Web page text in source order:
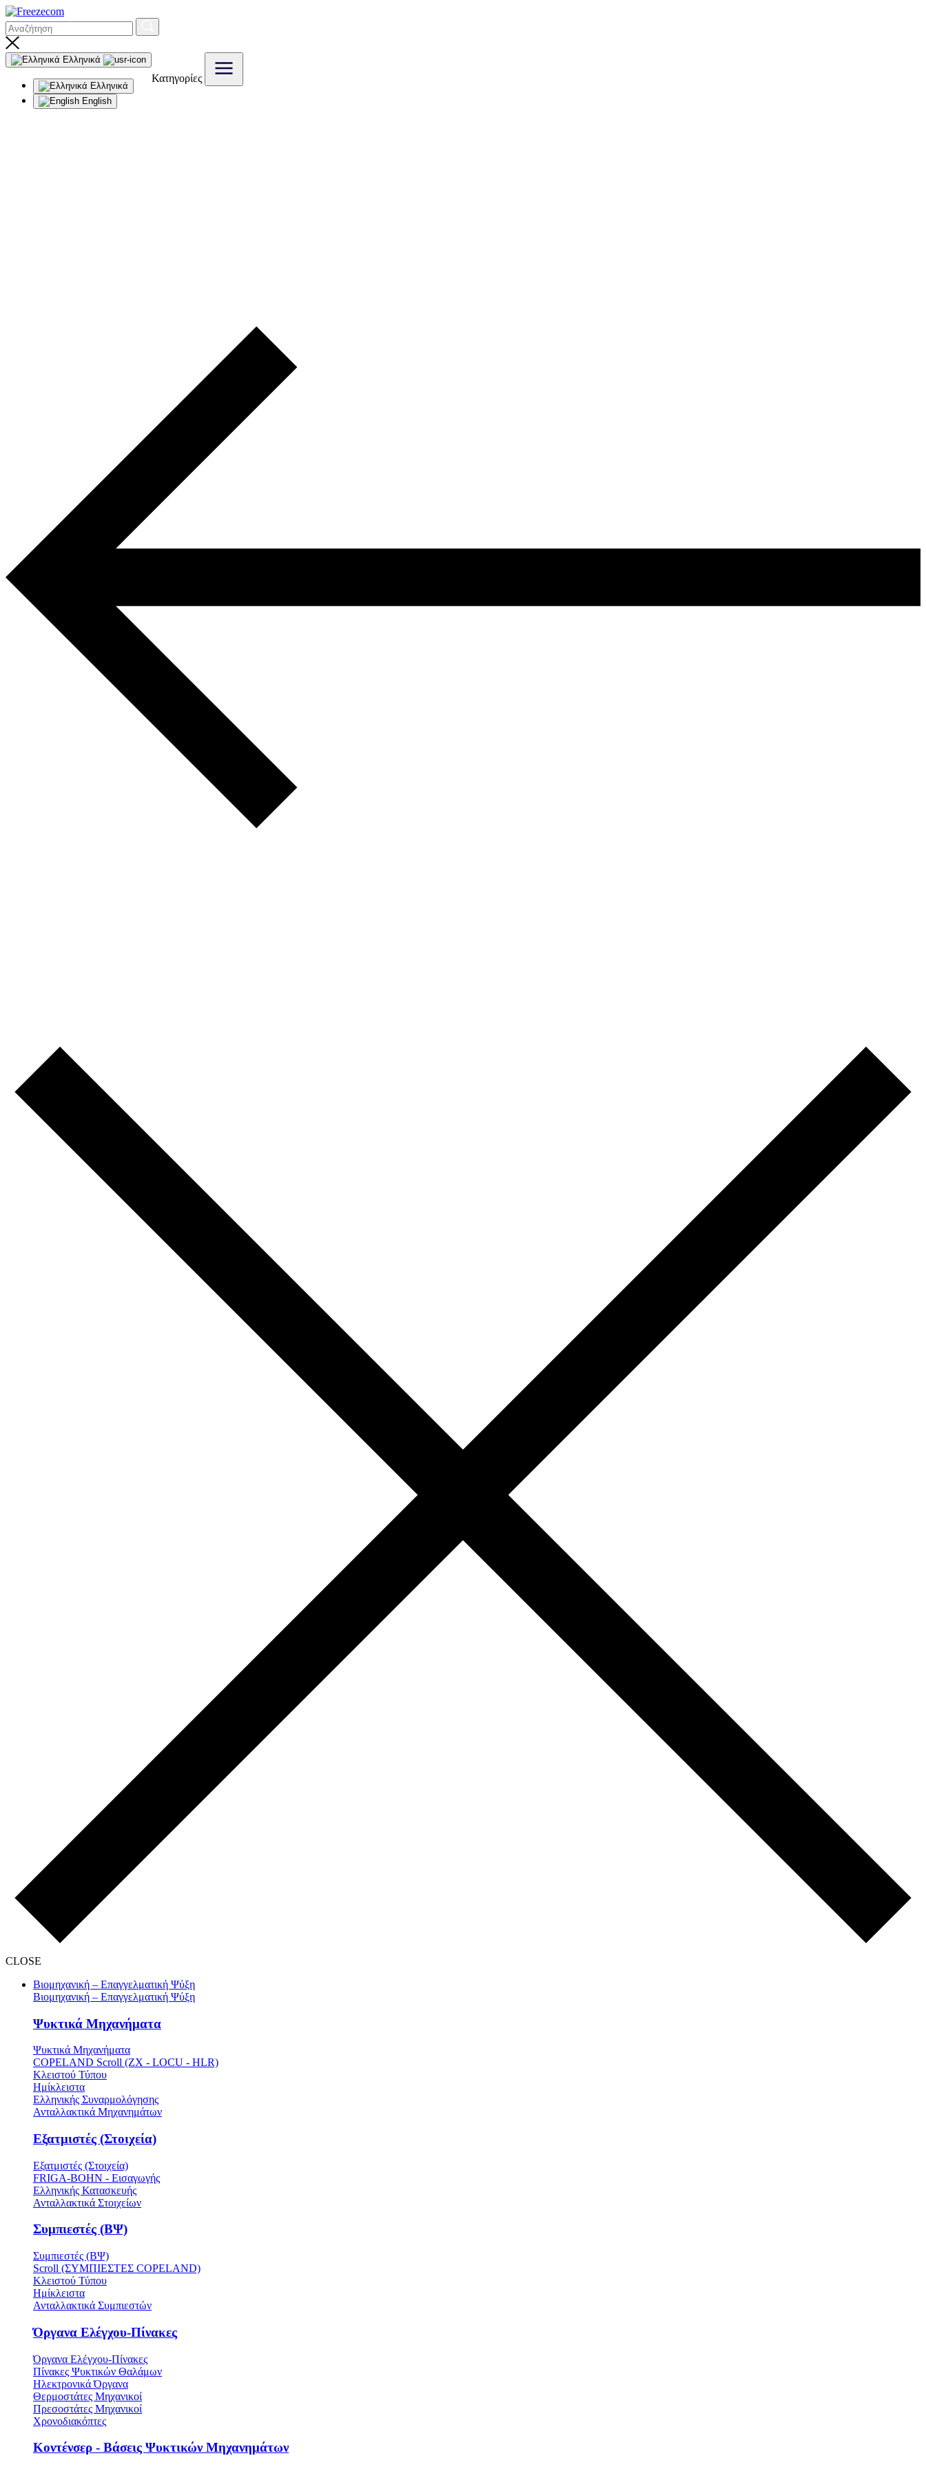
Ελληνικά
Ελληνικά
English
Κατηγορίες
CLOSE
Βιομηχανική – Επαγγελματική Ψύξη
Βιομηχανική – Επαγγελματική Ψύξη
Ψυκτικά Μηχανήματα
Ψυκτικά Μηχανήματα
COPELAND Scroll (ZX - LOCU - HLR)
Κλειστού Τύπου
Ημίκλειστα
Ελληνικής Συναρμολόγησης
Ανταλλακτικά Μηχανημάτων
Εξατμιστές (Στοιχεία)
Εξατμιστές (Στοιχεία)
FRIGA-BOHN - Εισαγωγής
Ελληνικής Κατασκευής
Ανταλλακτικά Στοιχείων
Συμπιεστές (ΒΨ)
Συμπιεστές (ΒΨ)
Scroll (ΣΥΜΠΙΕΣΤΕΣ COPELAND)
Κλειστού Τύπου
Ημίκλειστα
Ανταλλακτικά Συμπιεστών
Όργανα Ελέγχου-Πίνακες
Όργανα Ελέγχου-Πίνακες
Πίνακες Ψυκτικών Θαλάμων
Ηλεκτρονικά Όργανα
Θερμοστάτες Μηχανικοί
Πρεσοστάτες Μηχανικοί
Χρονοδιακόπτες
Κοντένσερ - Βάσεις Ψυκτικών Μηχανημάτων